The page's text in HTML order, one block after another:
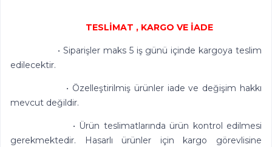
TESLİMAT , KARGO VE İADE
• Siparişler maks 5 iş günü içinde kargoya teslim
edilecektir.
• Özelleştirilmiş ürünler iade ve değişim hakkı
mevcut değildir.
• Ürün teslimatlarında ürün kontrol edilmesi
gerekmektedir. Hasarlı ürünler için kargo görevlisine